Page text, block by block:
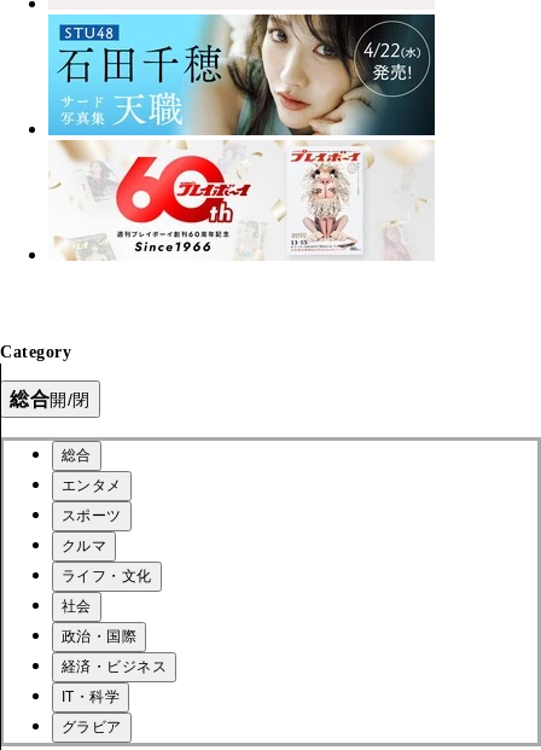
Category
総合開/閉
総合
エンタメ
スポーツ
クルマ
ライフ・文化
社会
政治・国際
経済・ビジネス
IT・科学
グラビア